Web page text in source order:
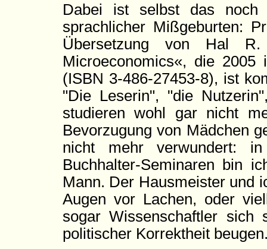
Dabei ist selbst das noch
sprachlicher Mißgeburten:
Übersetzung von Hal R.
Microeconomics«, die 2005
(ISBN 3-486-27453-8), ist
"Die Leserin", "die
studieren wohl gar nicht
Bevorzugung von Mädchen
nicht mehr verwundert:
Buchhalter-Seminaren bin
Mann. Der Hausmeister und
Augen vor Lachen, oder
sogar Wissenschaftler sich
politischer Korrektheit